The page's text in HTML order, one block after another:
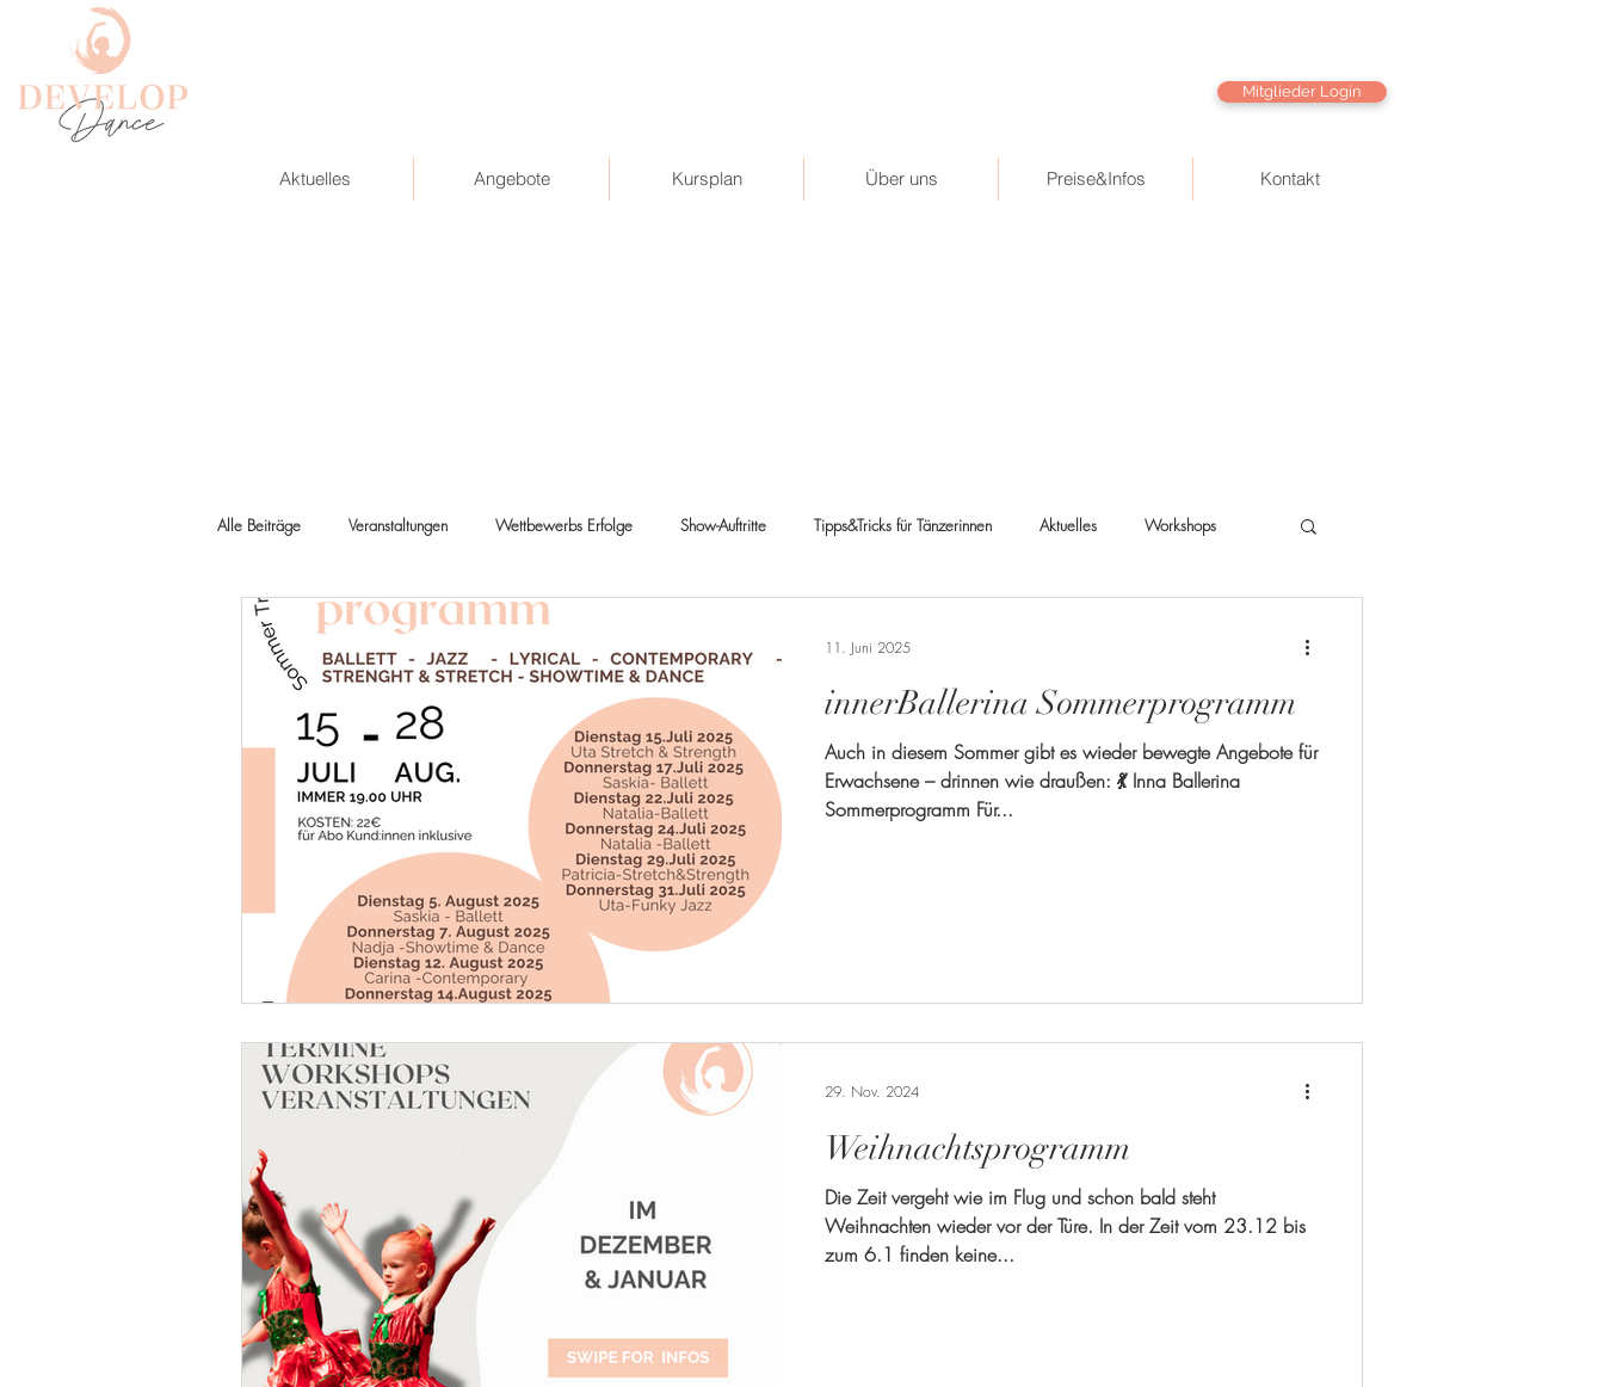
Mitglieder Login
Aktuelles Angebote Kursplan Über uns Preise&Infos Kontakt
Alle Beiträge Veranstaltungen Wettbewerbs Erfolge Show-Auftritte Tipps&Tricks für Tänzerinnen Aktuelles Workshops
Sommerprogramm Erwachsene
innerBallerina Sommerprogramm
Auch in diesem Sommer gibt es wieder bewegte Angebote für
Erwachsene – drinnen wie draußen: 💃 Inna Ballerina
Sommerprogramm Für...
11. Juni 2025
Weihnachtsprogramm
Die Zeit vergeht wie im Flug und schon bald steht
Weihnachten wieder vor der Türe. In der Zeit vom 23.12 bis
zum 6.1 finden keine...
29. Nov. 2024